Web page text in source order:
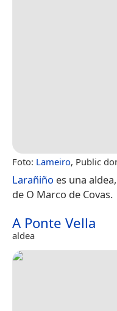
Foto: Lameiro, Public
Larañiño es una
de O Marco de Covas.
A Ponte Vella
aldea